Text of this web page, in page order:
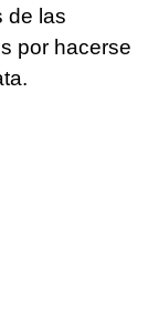
de las
por hacerse